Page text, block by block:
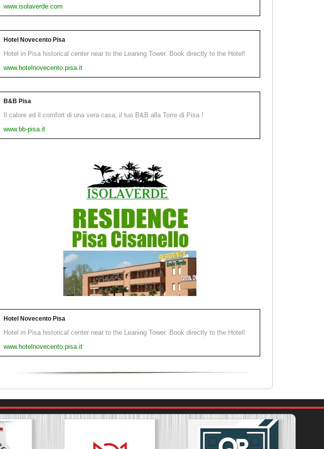
www.isolaverde.com
Hotel Novecento Pisa
Hotel in Pisa historical center near to the Leaning Tower. Book directly to the Hotel!
www.hotelnovecento.pisa.it
B&B Pisa
Il calore ed il comfort di una vera casa, il tuo B&B alla Torre di Pisa !
www.bb-pisa.it
Hotel Novecento Pisa
Hotel in Pisa historical center near to the Leaning Tower. Book directly to the Hotel!
www.hotelnovecento.pisa.it